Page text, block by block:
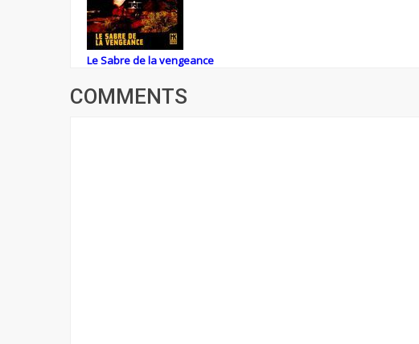
Le Sabre de la vengeance
COMMENTS